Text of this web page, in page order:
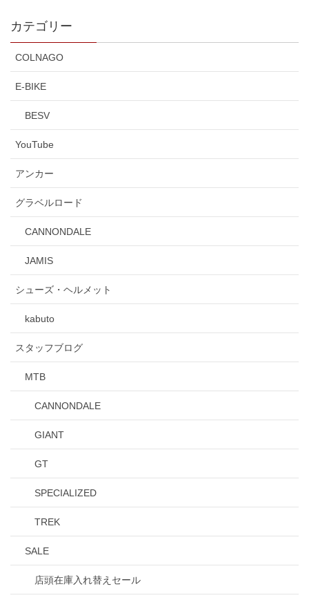
カテゴリー
COLNAGO
E-BIKE
BESV
YouTube
アンカー
グラベルロード
CANNONDALE
JAMIS
シューズ・ヘルメット
kabuto
スタッフブログ
MTB
CANNONDALE
GIANT
GT
SPECIALIZED
TREK
SALE
店頭在庫入れ替えセール